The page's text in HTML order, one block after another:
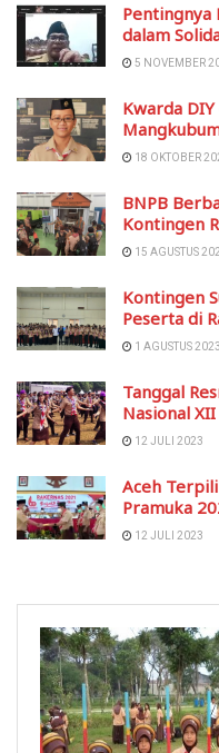
Pentingnya
dalam
5 NOVEMBER
Kwarda DIY
18 OKTOBER
BNPB
Kontingen
15 AGUSTUS
Kontingen
Peserta di
1 AGUSTUS 2023
Tanggal
Nasional
12 JULI 2023
Aceh
Pramuka
12 JULI 2023